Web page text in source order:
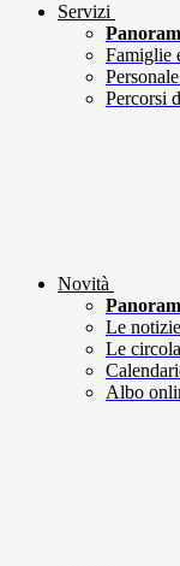
Servizi
Famiglie
Percorsi
Novità
Le notizie
Le
Albo